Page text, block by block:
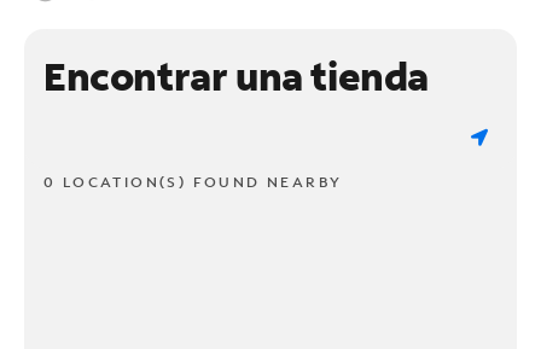
Encontrar una tienda
0 LOCATION(S) FOUND NEARBY